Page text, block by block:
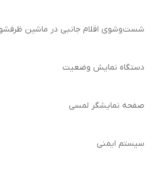
شست‌وشوی اقلام جانبی در ماشین
دستگاه نمایش وضعیت
صفحه نمایشگر لمسی
سیستم ایمنی